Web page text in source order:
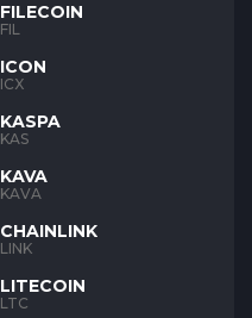
FILECOIN
FIL
ICON
ICX
KASPA
KAS
KAVA
KAVA
CHAINLINK
LINK
LITECOIN
LTC